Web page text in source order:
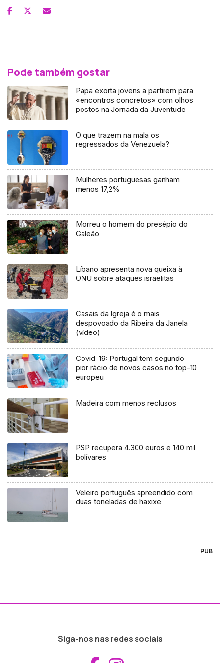
Pode também gostar
Papa exorta jovens a partirem para
«encontros concretos» com olhos
postos na Jornada da Juventude
O que trazem na mala os
regressados da Venezuela?
Mulheres portuguesas ganham
menos 17,2%
Morreu o homem do presépio do
Galeão
Líbano apresenta nova queixa à
ONU sobre ataques israelitas
Casais da Igreja é o mais
despovoado da Ribeira da Janela
(vídeo)
Covid-19: Portugal tem segundo
pior rácio de novos casos no top-10
europeu
Madeira com menos reclusos
PSP recupera 4.300 euros e 140 mil
bolívares
Veleiro português apreendido com
duas toneladas de haxixe
PUB
Siga-nos nas redes sociais